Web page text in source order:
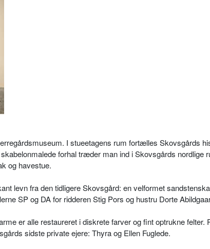
I stueetagens rum fortælles Skovsgårds
forhal træder man ind i Skovsgårds nordlige
og havestue.
levn fra den tidligere Skovsgård: en velformet
SP og DA for ridderen Stig Pors og hustru Dorte
er alle restaureret i diskrete farver og fint optrukne felter.
sidste private ejere: Thyra og Ellen Fuglede.